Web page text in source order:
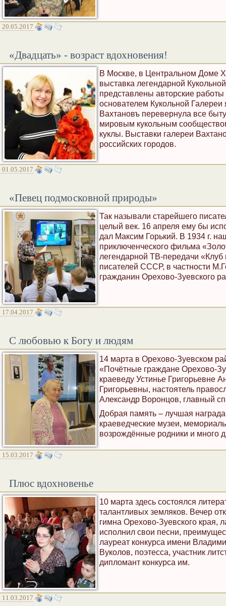
20.05.2017
«Двадцать» - возраст вдохновения!
В Москве, в Центральном Доме
выставка легендарной
представлены авторские
основателем Кукольной
Вахтановъ перевернула все
мировым кукольным
куклы. Выставки галереи
российских городов.
01.05.2017
«Певец подмосковной природы»
Так называли старейшего
целый век. 16 апреля ему бы
дал Максим Горький. В 1934 г.
приключенческого фильма
легендарной ТВ-передачи
писателей СССР, в частности
гражданин Орехово-Зуевского
17.04.2017
С любовью к Богу и людям
14 марта в Орехово-Зуевском
«Почётные граждане Орехово-
краеведу Устинье Григорьевне
Григорьевны, настоятель
Александр Воронцов, главный
Добрая память – лучшая
краеведческие музеи,
возрождённые родники и много
15.03.2017
Плюс вдохновенье
10 марта здесь состоялся
талантливых земляков. Вечер
гимна Орехово-Зуевского края,
исполнил свои песни,
лауреат конкурса имени
Вуколов, поэтесса, участник
дипломант конкурса им.
11.03.2017